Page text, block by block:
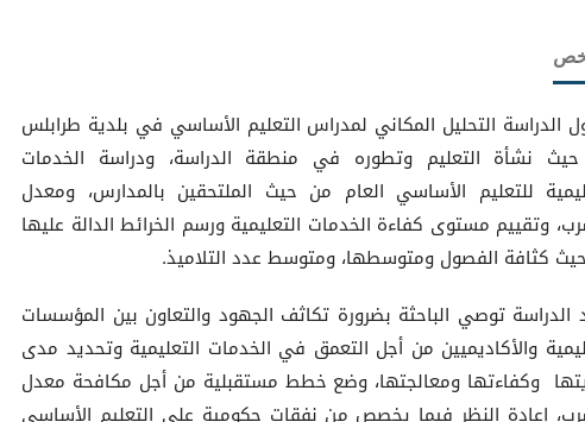
الدراسة التحليل المكاني لمدراس التعليم الأساسي في بلدية طرابلس
نشأة التعليم وتطوره في منطقة الدراسة، ودراسة الخدمات
للتعليم الأساسي العام من حيث الملتحقين بالمدارس، ومعدل
وتقييم مستوى كفاءة الخدمات التعليمية ورسم الخرائط الدالة عليها
كثافة الفصول ومتوسطها، ومتوسط عدد التلاميذ.
الدراسة توصي الباحثة بضرورة تكاثف الجهود والتعاون بين المؤسسات
والأكاديميين من أجل التعمق في الخدمات التعليمية وتحديد مدى
وكفاءتها ومعالجتها، وضع خطط مستقبلية من أجل مكافحة معدل
إعادة النظر فيما يخصص من نفقات حكومية على التعليم الأساسي